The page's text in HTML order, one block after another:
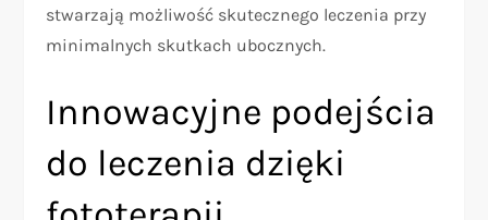
stwarzają możliwość skutecznego leczenia przy
minimalnych skutkach ubocznych.
Innowacyjne podejścia
do leczenia dzięki